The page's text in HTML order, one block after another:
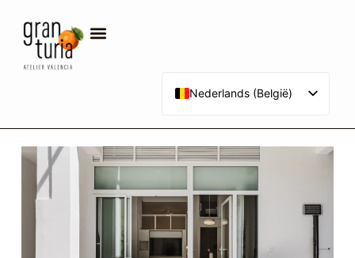
Nederlands (België)
Español
English (UK)
Deutsch (Sie)
Français
Italiano
Português